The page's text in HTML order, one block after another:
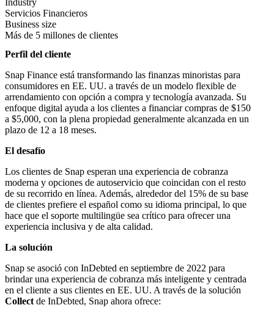
Industry
Servicios Financieros
Business size
Más de 5 millones de clientes
Perfil del cliente
Snap Finance está transformando las finanzas minoristas para
consumidores en EE. UU. a través de un modelo flexible de
arrendamiento con opción a compra y tecnología avanzada. Su
enfoque digital ayuda a los clientes a financiar compras de $150
a $5,000, con la plena propiedad generalmente alcanzada en un
plazo de 12 a 18 meses.
El desafío
Los clientes de Snap esperan una experiencia de cobranza
moderna y opciones de autoservicio que coincidan con el resto
de su recorrido en línea. Además, alrededor del 15% de su base
de clientes prefiere el español como su idioma principal, lo que
hace que el soporte multilingüe sea crítico para ofrecer una
experiencia inclusiva y de alta calidad.
La solución
Snap se asoció con InDebted en septiembre de 2022 para
brindar una experiencia de cobranza más inteligente y centrada
en el cliente a sus clientes en EE. UU. A través de la solución
Collect de InDebted, Snap ahora ofrece: